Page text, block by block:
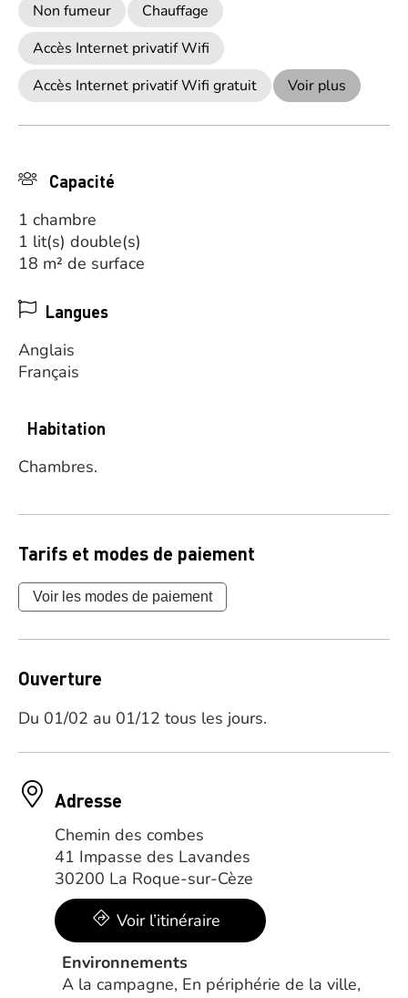
Non fumeur
Chauffage
Accès Internet privatif Wifi
Accès Internet privatif Wifi gratuit
Voir plus
Capacité
1 chambre
1 lit(s) double(s)
18 m² de surface
Langues
Anglais
Français
Habitation
Chambres.
Tarifs et modes de paiement
Voir les modes de paiement
Ouverture
Du 01/02 au 01/12 tous les jours.
Adresse
Chemin des combes
41 Impasse des Lavandes
30200 La Roque-sur-Cèze
Voir l’itinéraire
Environnements
A la campagne, En périphérie de la ville,